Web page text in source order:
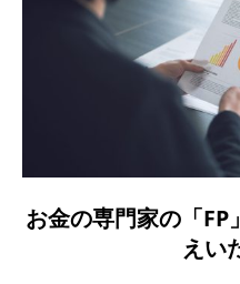
お金の専門家の「
えい